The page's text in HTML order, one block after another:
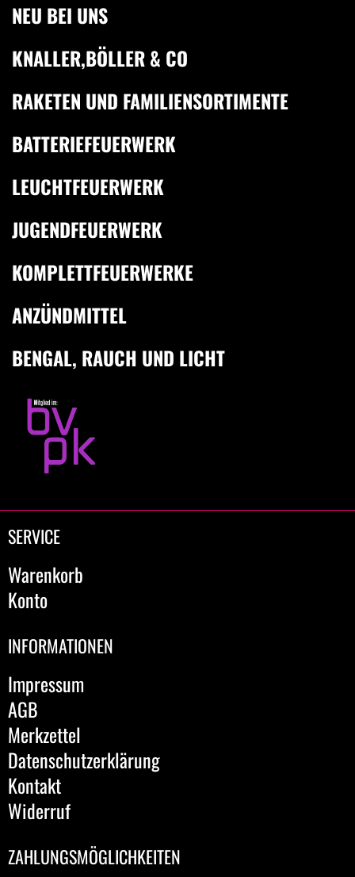
NEU BEI UNS
KNALLER,BÖLLER & CO
RAKETEN UND FAMILIENSORTIMENTE
BATTERIEFEUERWERK
LEUCHTFEUERWERK
JUGENDFEUERWERK
KOMPLETTFEUERWERKE
ANZÜNDMITTEL
BENGAL, RAUCH UND LICHT
SERVICE
Warenkorb
Konto
INFORMATIONEN
Impressum
AGB
Merkzettel
Datenschutzerklärung
Kontakt
Widerruf
ZAHLUNGSMÖGLICHKEITEN